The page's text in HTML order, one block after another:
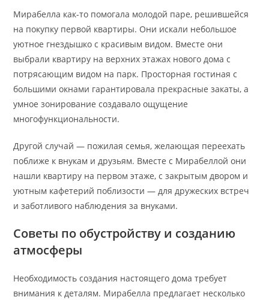
Мирабелла как-то помогала молодой паре, решившейся
на покупку первой квартиры. Они искали небольшое
уютное гнездышко с красивым видом. Вместе они
выбрали квартиру на верхних этажах нового дома с
потрясающим видом на парк. Просторная гостиная с
большими окнами гарантировала прекрасные закаты, а
умное зонирование создавало ощущение
многофункциональности.
Другой случай — пожилая семья, желающая переехать
поближе к внукам и друзьям. Вместе с Мирабеллой они
нашли квартиру на первом этаже, с закрытым двором и
уютным кафетерий поблизости — для дружеских встреч
и заботливого наблюдения за внуками.
Советы по обустройству и созданию
атмосферы
Необходимость создания настоящего дома требует
внимания к деталям. Мирабелла предлагает несколько